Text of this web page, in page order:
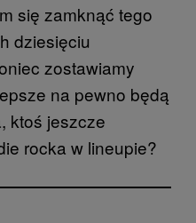
się zamknąć tego
dziesięciu
zostawiamy
na pewno będą
ktoś jeszcze
rocka w lineupie?